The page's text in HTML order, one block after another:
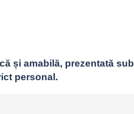
și amabilă, prezentată sub
personal.